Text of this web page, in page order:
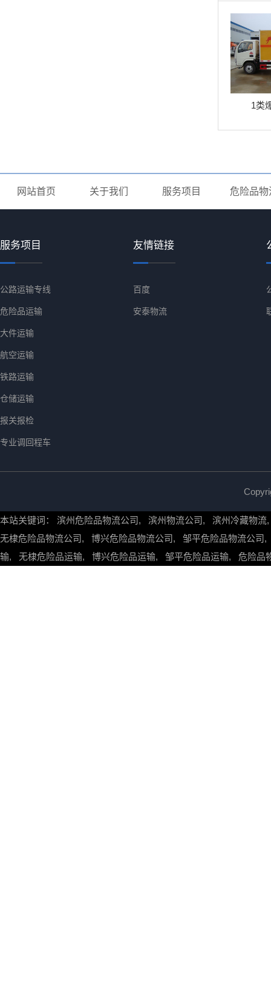
1类
网站首页 关于我们 服务项目 危险品物
服务项目
公路运输专线
危险品运输
大件运输
航空运输
铁路运输
仓储运输
报关报检
专业调回程车
友情链接
百度
安泰物流
本站关键词： 滨州危险品物流公司, 滨州物流公司, 滨州冷藏物流
无棣危险品物流公司, 博兴危险品物流公司, 邹平危险品物流公司
输, 无棣危险品运输, 博兴危险品运输, 邹平危险品运输, 危险品